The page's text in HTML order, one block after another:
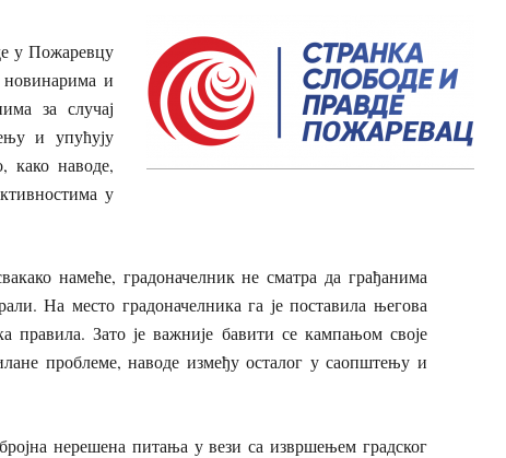
у Пожаревцу
и
за случај
и упућују
како наводе,
у
намеће, градоначелник не сматра да грађанима
На место градоначелника га је поставила његова
правила. Зато је важније бавити се кампањом своје
проблеме, наводе између осталог у саопштењу и
нерешена питања у вези са извршењем градског